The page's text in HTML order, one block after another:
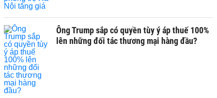
Ông Trump sắp có quyền tùy ý áp thuế 100%
lên những đối tác thương mại hàng đầu?